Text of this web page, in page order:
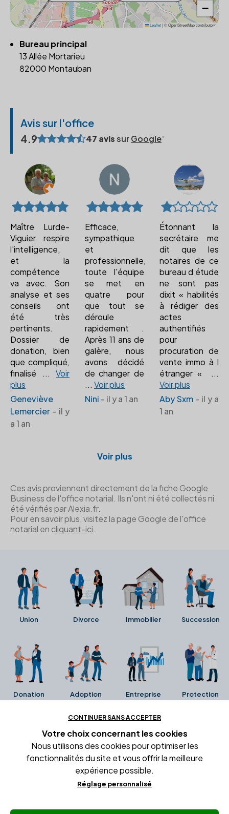
−
Leaflet|© OpenStreetMap contributors
Bureau principal
13 Allée Mortarieu
82000 Montauban
Avis sur l'office
4.9
47 avissurGoogle
Maître Lurde-
Viguier respire
l'intelligence,
et la
compétence
va avec. Son
analyse et ses
conseils ont
été très
pertinents.
Dossier de
donation, bien
que compliqué,
finalisé
... Voir
plus
Geneviève
Lemercier - il y
a 1 an
Efficace,
sympathique
et
professionnelle,
toute l'équipe
se met en
quatre pour
que tout se
déroule
rapidement .
Après 11 ans de
galère, nous
avons décidé
de changer de
... Voir plus
Nini - il y a 1 an
Étonnant la
secrétaire me
dit que les
notaires de ce
bureau d étude
ne sont pas
dixit « habilités
à rédiger des
actes
authentifiés
pour
procuration de
vente immo à l
étranger « ...
Voir plus
Aby Sxm - il y a
1 an
Voir plus
Ces avis proviennent directement de la fiche Google
Business de l'office notarial. Ils n'ont ni été collectés ni
été vérifiés par Alexia.fr.
Pour en savoir plus, visitez la page Google de l'office
notarial en cliquant-ici.
Union Divorce Immobilier Succession
Donation Adoption Entreprise Protection
Ces avis proviennent directement de la fiche Google
Business de l'office notarial. Ils n'ont ni été collectés ni
été vérifiés par Alexia.fr.
Conditions générales d'utilisation
Gestion des cookies
CONTINUER SANS ACCEPTER
Votre choix concernant les cookies
Nous utilisons des cookies pour optimiser les
fonctionnalités du site et vous offrir la meilleure
expérience possible.
Réglage personnalisé